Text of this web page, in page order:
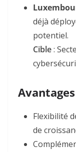
déjà
potentiel.
Cible:
Flexibilité
de